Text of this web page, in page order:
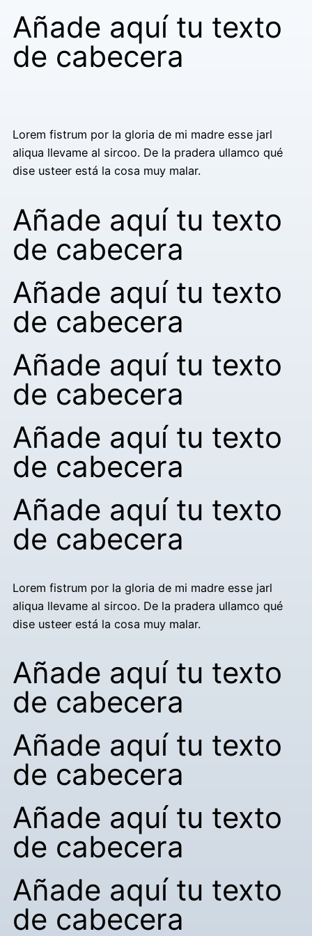
Añade aquí tu texto
de cabecera
Lorem fistrum por la gloria de mi madre esse jarl
aliqua llevame al sircoo. De la pradera ullamco qué
dise usteer está la cosa muy malar.
Añade aquí tu texto
de cabecera
Añade aquí tu texto
de cabecera
Añade aquí tu texto
de cabecera
Añade aquí tu texto
de cabecera
Añade aquí tu texto
de cabecera
Lorem fistrum por la gloria de mi madre esse jarl
aliqua llevame al sircoo. De la pradera ullamco qué
dise usteer está la cosa muy malar.
Añade aquí tu texto
de cabecera
Añade aquí tu texto
de cabecera
Añade aquí tu texto
de cabecera
Añade aquí tu texto
de cabecera